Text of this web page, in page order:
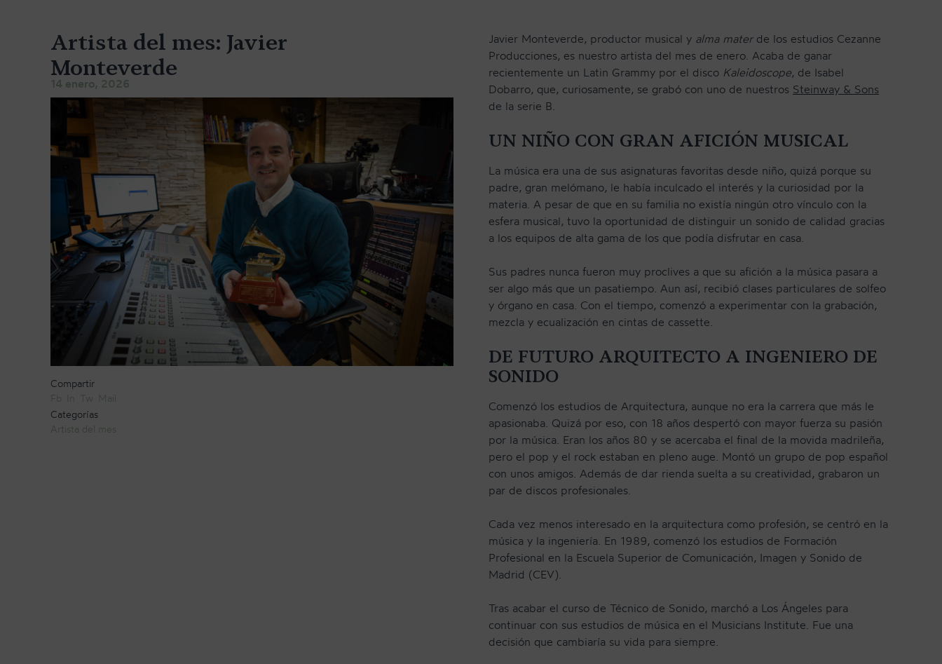
NEWSLETTER
Artista del mes: Javier
Monteverde
14 enero, 2026
Compartir
Fb
In Tw
Mail
Categorías
Artista del mes
Javier Monteverde, productor musical y alma materde los estudios Cezanne
Producciones, es nuestro artista del mes de enero. Acaba de ganar
recientemente un Latin Grammy por el disco Kaleidoscope, de Isabel
Dobarro, que, curiosamente, se grabó con uno de nuestros Steinway & Sons
de la serie B.
UN NIÑO CON GRAN AFICIÓN MUSICAL
La música era una de sus asignaturas favoritas desde niño, quizá porque su
padre, gran melómano, le había inculcado el interés y la curiosidad por la
materia. A pesar de que en su familia no existía ningún otro vínculo con la
esfera musical, tuvo la oportunidad de distinguir un sonido de calidad gracias
a los equipos de alta gama de los que podía disfrutar en casa.
Sus padres nunca fueron muy proclives a que su afición a la música pasara a
ser algo más que un pasatiempo. Aun así, recibió clases particulares de solfeo
y órgano en casa. Con el tiempo, comenzó a experimentar con la grabación,
mezcla y ecualización en cintas de cassette.
DE FUTURO ARQUITECTO A INGENIERO DE
SONIDO
Comenzó los estudios de Arquitectura, aunque no era la carrera que más le
apasionaba. Quizá por eso, con 18 años despertó con mayor fuerza su pasión
por la música. Eran los años 80 y se acercaba el final de la movida madrileña,
pero el pop y el rock estaban en pleno auge. Montó un grupo de pop español
con unos amigos. Además de dar rienda suelta a su creatividad, grabaron un
par de discos profesionales.
Cada vez menos interesado en la arquitectura como profesión, se centró en la
música y la ingeniería. En 1989, comenzó los estudios de Formación
Profesional en la Escuela Superior de Comunicación, Imagen y Sonido de
Madrid (CEV).
Tras acabar el curso de Técnico de Sonido, marchó a Los Ángeles para
continuar con sus estudios de música en el Musicians Institute. Fue una
decisión que cambiaría su vida para siempre.